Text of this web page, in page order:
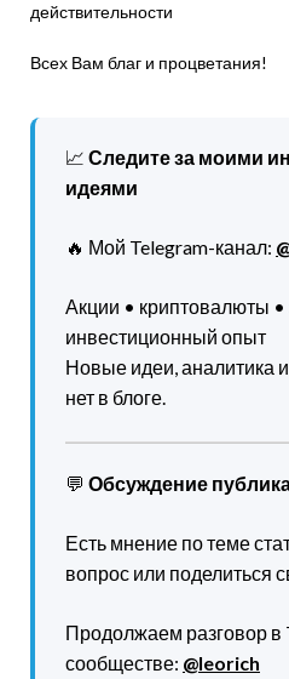
действительности
Всех Вам благ и процветания!
📈 Следите за моими
идеями
🔥 Мой Telegram-канал:
Акции • криптовалюты
инвестиционный опыт
Новые идеи, аналитика
нет в блоге.
💬 Обсуждение
Есть мнение по теме
вопрос или поделиться
Продолжаем разговор в
сообществе: @leorich